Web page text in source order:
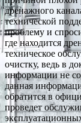
дренажного
технической
проблему и
где находится
техническое
очистку, ведь в
информации не
данная
обратится в
проведет